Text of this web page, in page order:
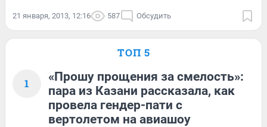
21 января, 2013, 12:16 587 Обсудить
ТОП 5
1
«Прошу прощения за смелость»:
пара из Казани рассказала, как
провела гендер-пати с
вертолетом на авиашоу